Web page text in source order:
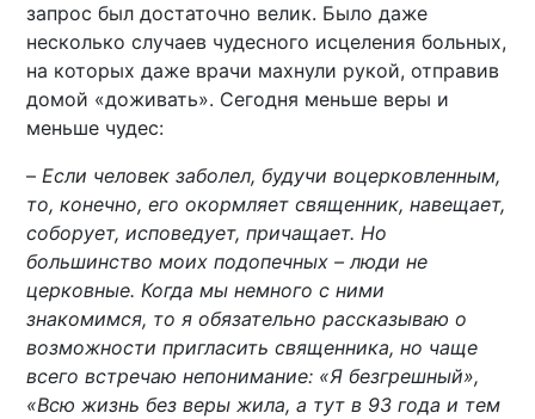
запрос был достаточно велик. Было даже
несколько случаев чудесного исцеления больных,
на которых даже врачи махнули рукой, отправив
домой «доживать». Сегодня меньше веры и
меньше чудес:
–Если человек заболел, будучи воцерковленным,
то, конечно, его окормляет священник, навещает,
соборует, исповедует, причащает. Но
большинство моих подопечных – люди не
церковные. Когда мы немного с ними
знакомимся, то я обязательно рассказываю о
возможности пригласить священника, но чаще
всего встречаю непонимание: «Я безгрешный»,
«Всю жизнь без веры жила, а тут в 93 года и тем